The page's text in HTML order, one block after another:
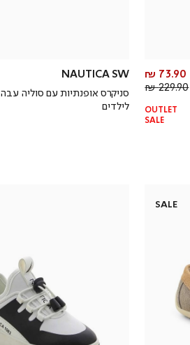
מחיר
מוצר
73.90 ₪
מחיר
229.90 ₪
OUTLET
SALE
NAUTICA SW
סניקרס אופנתיות עם סוליה עבה
לילדים
SALE